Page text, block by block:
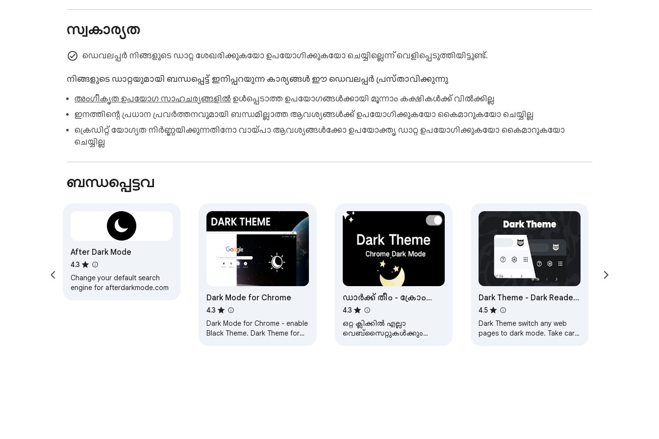
സ്വകാര്യത
ഡെവലപ്പർ നിങ്ങളുടെ ഡാറ്റ ശേഖരിക്കുകയോ ഉപയോഗിക്കുകയോ ചെയ്യില്ലെന്ന് വെളിപ്പെടുത്തിയിട്ടുണ്ട്.
നിങ്ങളുടെ ഡാറ്റയുമായി ബന്ധപ്പെട്ട് ഇനിപ്പറയുന്ന കാര്യങ്ങൾ ഈ ഡെവലപ്പർ പ്രസ്താവിക്കുന്നു
അംഗീകൃത ഉപയോഗ സാഹചര്യങ്ങളിൽ ഉൾപ്പെടാത്ത ഉപയോഗങ്ങൾക്കായി മൂന്നാം കക്ഷികൾക്ക് വിൽക്കില്ല
ഇനത്തിന്റെ പ്രധാന പ്രവർത്തനവുമായി ബന്ധമില്ലാത്ത ആവശ്യങ്ങൾക്ക് ഉപയോഗിക്കുകയോ കൈമാറുകയോ ചെയ്യില്ല
ക്രെഡിറ്റ് യോഗ്യത നിർണ്ണയിക്കുന്നതിനോ വായ്‌പാ ആവശ്യങ്ങൾക്കോ ഉപയോക്തൃ ഡാറ്റ ഉപയോഗിക്കുകയോ കൈമാറുകയോ
ചെയ്യില്ല
ബന്ധപ്പെട്ടവ
After Dark Mode
4.3
Change your default search
engine for afterdarkmode.com
Dark Mode for Chrome
4.3
Dark Mode for Chrome - enable
Black Theme. Dark Theme for
ഡാർക്ക് തീം - ക്രോം
ഡാർക്ക് മോഡ്
4.3
ഒറ്റ ക്ലിക്കിൽ എല്ലാ
വെബ്സൈറ്റുകൾക്കും
Dark Theme - Dark Reader
for Web
4.5
Dark Theme switch any web
pages to dark mode. Take care